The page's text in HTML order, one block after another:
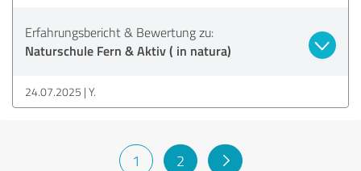
Erfahrungsbericht & Bewertung zu:
Naturschule Fern & Aktiv ( in natura)
24.07.2025 Y.
1 2